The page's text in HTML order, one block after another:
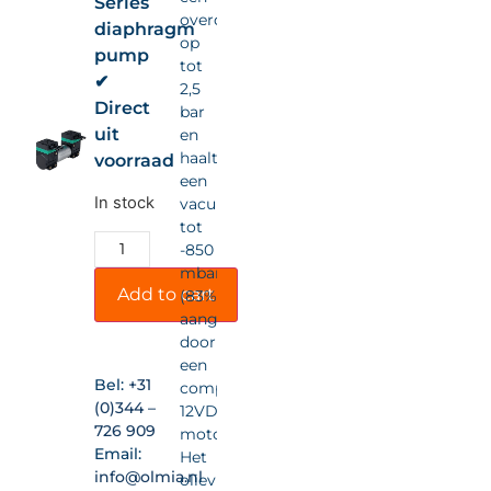
diaphragm
pump
✔
Direct
uit
voorraad
In stock
Add to cart
Bel: +31
(0)344 –
726 909
Email:
info@olmia.nl
overdruk
op
tot
2,5
bar
en
haalt
een
vacuüm
tot
-850
mbar
(83%),
aangedreven
door
een
compacte
12VDC-
motor.
Het
olievrije,